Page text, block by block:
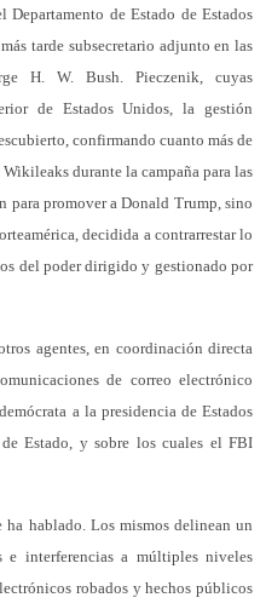
de Estado de Estados
tarde subsecretario adjunto en las
H. W. Bush. Pieczenik, cuyas
de Estados Unidos, la gestión
confirmando cuanto más de
durante la campaña para las
para promover a Donald Trump, sino
decidida a contrarrestar lo
del poder dirigido y gestionado por
agentes, en coordinación directa
de correo electrónico
a la presidencia de Estados
Estado, y sobre los cuales el FBI
hablado. Los mismos delinean un
e interferencias a múltiples niveles
robados y hechos públicos